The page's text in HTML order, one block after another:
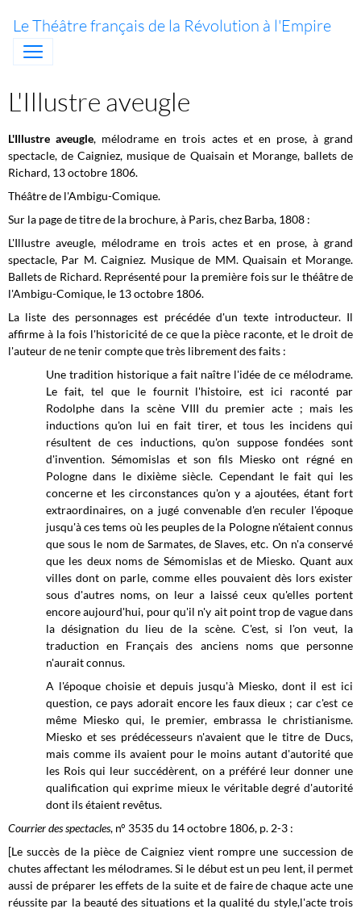
Le Théâtre français de la Révolution à l'Empire
L'Illustre aveugle
L'Illustre aveugle, mélodrame en trois actes et en prose, à grand
spectacle, de Caigniez, musique de Quaisain et Morange, ballets de
Richard, 13 octobre 1806.
Théâtre de l'Ambigu-Comique.
Sur la page de titre de la brochure, à Paris, chez Barba, 1808 :
L'Illustre aveugle, mélodrame en trois actes et en prose, à grand
spectacle, Par M. Caigniez. Musique de MM. Quaisain et Morange.
Ballets de Richard. Représenté pour la première fois sur le théâtre de
l'Ambigu-Comique, le 13 octobre 1806.
La liste des personnages est précédée d'un texte introducteur. Il
affirme à la fois l'historicité de ce que la pièce raconte, et le droit de
l'auteur de ne tenir compte que très librement des faits :
Une tradition historique a fait naître l'idée de ce mélodrame.
Le fait, tel que le fournit l'histoire, est ici raconté par
Rodolphe dans la scène VIII du premier acte ; mais les
inductions qu'on lui en fait tirer, et tous les incidens qui
résultent de ces inductions, qu'on suppose fondées sont
d'invention. Sémomislas et son fils Miesko ont régné en
Pologne dans le dixième siècle. Cependant le fait qui les
concerne et les circonstances qu'on y a ajoutées, étant fort
extraordinaires, on a jugé convenable d'en reculer l'époque
jusqu'à ces tems où les peuples de la Pologne n'étaient connus
que sous le nom de Sarmates, de Slaves, etc. On n'a conservé
que les deux noms de Sémomislas et de Miesko. Quant aux
villes dont on parle, comme elles pouvaient dès lors exister
sous d'autres noms, on leur a laissé ceux qu'elles portent
encore aujourd'hui, pour qu'il n'y ait point trop de vague dans
la désignation du lieu de la scène. C'est, si l'on veut, la
traduction en Français des anciens noms que personne
n'aurait connus.
A l'époque choisie et depuis jusqu'à Miesko, dont il est ici
question, ce pays adorait encore les faux dieux ; car c'est ce
même Miesko qui, le premier, embrassa le christianisme.
Miesko et ses prédécesseurs n'avaient que le titre de Ducs,
mais comme ils avaient pour le moins autant d'autorité que
les Rois qui leur succédèrent, on a préféré leur donner une
qualification qui exprime mieux le véritable degré d'autorité
dont ils étaient revêtus.
Courrier des spectacles, n° 3535 du 14 octobre 1806, p. 2-3 :
[Le succès de la pièce de Caigniez vient rompre une succession de
chutes affectant les mélodrames. Si le début est un peu lent, il permet
aussi de préparer les effets de la suite et de faire de chaque acte une
réussite par la beauté des situations et la qualité du style,l'acte trois